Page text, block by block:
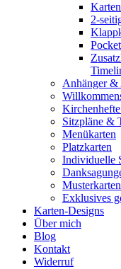
2-
Anhänger
Sitzpläne &
Menükarten
Platzkarten
Individuelle
Musterkarten
Exklusives
Karten-Designs
Über mich
Blog
Kontakt
Widerruf